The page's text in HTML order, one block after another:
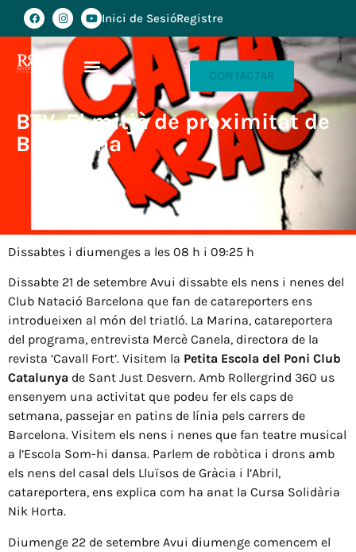
Inici de SesióRegistre
CONTACTAR
BTV. El mitjà de proximitat de
Barcelona
Dissabtes i diumenges a les 08 h i 09:25 h
Dissabte 21 de setembre Avui dissabte els nens i nenes del
Club Natació Barcelona que fan de catareporters ens
introdueixen al món del triatló. La Marina, catareportera
del programa, entrevista Mercè Canela, directora de la
revista ‘Cavall Fort’. Visitem la Petita Escola del Poni Club
Catalunya de Sant Just Desvern. Amb Rollergrind 360 us
ensenyem una activitat que podeu fer els caps de
setmana, passejar en patins de línia pels carrers de
Barcelona. Visitem els nens i nenes que fan teatre musical
a l’Escola Som-hi dansa. Parlem de robòtica i drons amb
els nens del casal dels Lluïsos de Gràcia i l’Abril,
catareportera, ens explica com ha anat la Cursa Solidària
Nik Horta.
Diumenge 22 de setembre Avui diumenge comencem el